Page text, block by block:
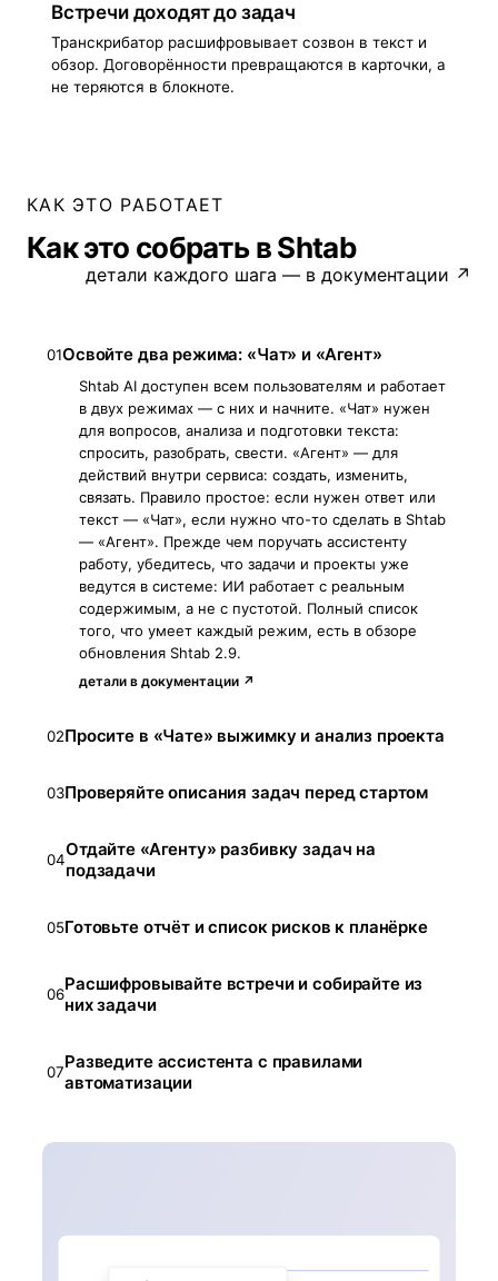
Встречи доходят до задач
Транскрибатор расшифровывает созвон в текст и
обзор. Договорённости превращаются в карточки, а
не теряются в блокноте.
КАК ЭТО РАБОТАЕТ
Как это собрать в Shtab
детали каждого шага — в документации ↗
01Освойте два режима: «Чат» и «Агент»
Shtab AI доступен всем пользователям и работает
в двух режимах — с них и начните. «Чат» нужен
для вопросов, анализа и подготовки текста:
спросить, разобрать, свести. «Агент» — для
действий внутри сервиса: создать, изменить,
связать. Правило простое: если нужен ответ или
текст — «Чат», если нужно что-то сделать в Shtab
— «Агент». Прежде чем поручать ассистенту
работу, убедитесь, что задачи и проекты уже
ведутся в системе: ИИ работает с реальным
содержимым, а не с пустотой. Полный список
того, что умеет каждый режим, есть в обзоре
обновления Shtab 2.9.
детали в документации ↗
02Просите в «Чате» выжимку и анализ проекта
03Проверяйте описания задач перед стартом
04Отдайте «Агенту» разбивку задач на
подзадачи
05Готовьте отчёт и список рисков к планёрке
06Расшифровывайте встречи и собирайте из
них задачи
07Разведите ассистента с правилами
автоматизации